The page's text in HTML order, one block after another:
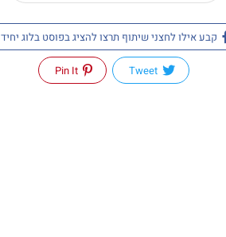
קבע אילו לחצני שיתוף תרצו להציג בפוסט בלוג יחיד